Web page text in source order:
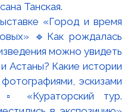
Танская.